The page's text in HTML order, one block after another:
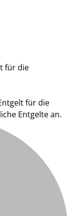
für die
für die
Entgelte an.